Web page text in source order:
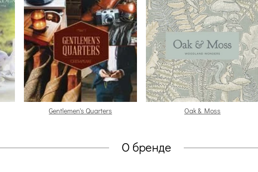
Gentlemen's Quarters Oak & Moss
О бренде